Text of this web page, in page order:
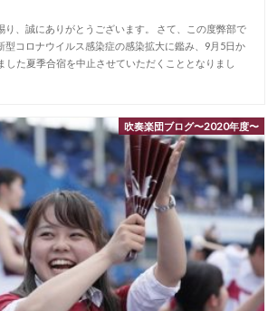
り、誠にありがとうございます。 さて、この度弊部で
型コロナウイルス感染症の感染拡大に鑑み、9月5日か
した夏季合宿を中止させていただくこととなりまし
吹奏楽団ブログ〜2020年度〜